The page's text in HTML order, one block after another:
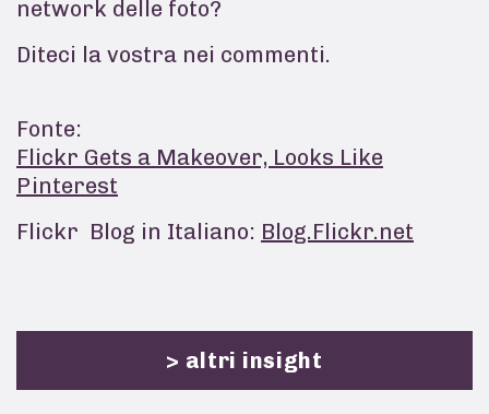
network delle foto?
Diteci la vostra nei commenti.
Fonte:
Flickr Gets a Makeover, Looks Like
Pinterest
Flickr Blog in Italiano: Blog.Flickr.net
> altri insight